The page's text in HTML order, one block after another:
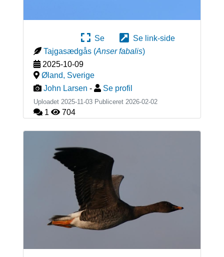
Se
Se link-side
Tajgasædgås (Anser fabalis)
2025-10-09
Øland, Sverige
John Larsen - Se profil
Uploadet 2025-11-03 Publiceret 2026-02-02
1 704